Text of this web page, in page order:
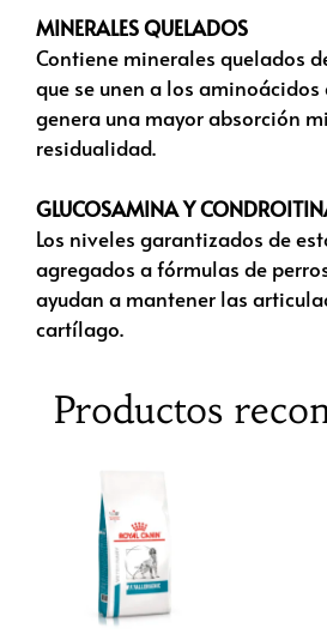
MINERALES QUELADOS
Contiene minerales quelados
que se unen a los
genera una mayor absorción
residualidad.
GLUCOSAMINA Y
Los niveles garantizados de
agregados a fórmulas de
ayudan a mantener las
cartílago.
Productos